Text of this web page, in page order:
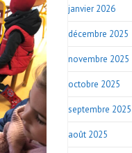
janvier 2026
décembre 2025
novembre 2025
octobre 2025
septembre 2025
août 2025